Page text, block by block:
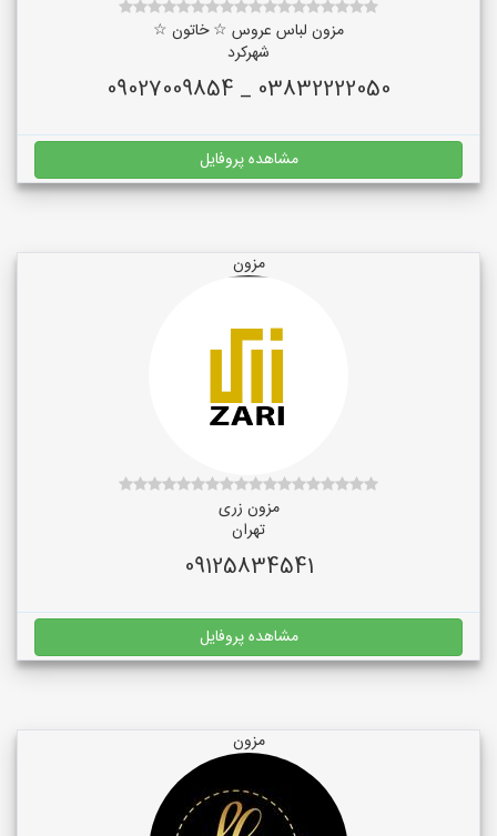
مزون لباس عروس ☆ خاتون ☆
شهرکرد
03832222050 _ 09027009854
مشاهده پروفایل
مزون
مزون زری
تهران
09125834541
مشاهده پروفایل
مزون